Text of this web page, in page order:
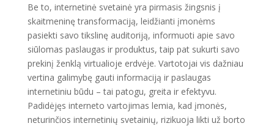
Be to, internetinė svetainė yra pirmasis žingsnis į
skaitmeninę transformaciją, leidžianti įmonėms
pasiekti savo tikslinę auditoriją, informuoti apie savo
siūlomas paslaugas ir produktus, taip pat sukurti savo
prekinį ženklą virtualioje erdvėje. Vartotojai vis dažniau
vertina galimybę gauti informaciją ir paslaugas
internetiniu būdu – tai patogu, greita ir efektyvu.
Padidėjęs interneto vartojimas lemia, kad įmonės,
neturinčios internetinių svetainių, rizikuoja likti už borto